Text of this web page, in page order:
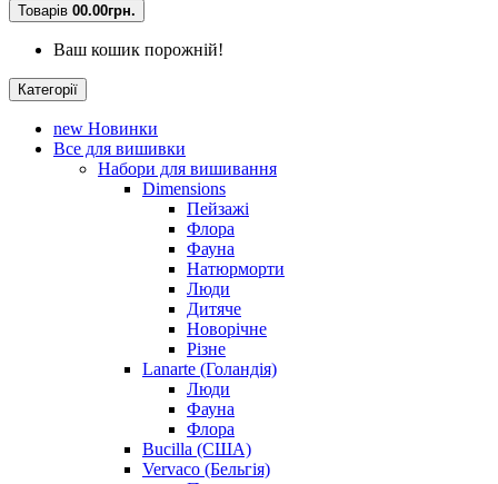
Товарів 00.00грн.
Ваш кошик порожній!
Категорії
new Новинки
Все для вишивки
Набори для вишивання
Dimensions
Пейзажі
Флора
Фауна
Натюрморти
Люди
Дитяче
Новорічне
Різне
Lanarte (Голандія)
Люди
Фауна
Флора
Bucilla (США)
Vervaco (Бельгія)